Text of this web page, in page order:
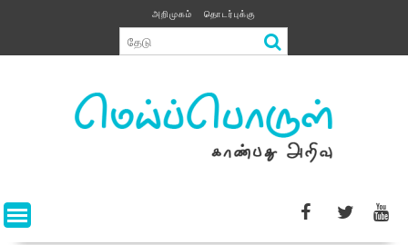
content
அறிமுகம் தொடர்புக்கு